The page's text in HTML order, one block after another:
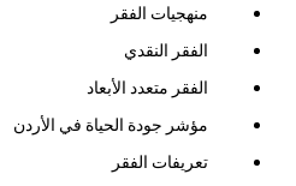
منهجيات الفقر
الفقر النقدي
الفقر متعدد الأبعاد
مؤشر جودة الحياة في الأردن
تعريفات الفقر